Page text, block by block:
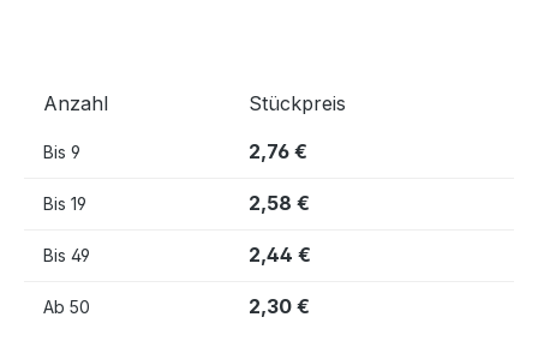
Anzahl Stückpreis
Bis 9 2,76 €
Bis 19 2,58 €
Bis 49 2,44 €
Ab 50 2,30 €